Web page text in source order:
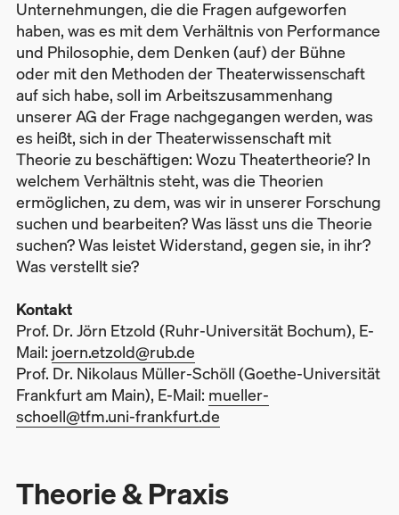
Unternehmungen, die die Fragen aufgeworfen
haben, was es mit dem Verhältnis von Performance
und Philosophie, dem Denken (auf) der Bühne
oder mit den Methoden der Theaterwissenschaft
auf sich habe, soll im Arbeitszusammenhang
unserer AG der Frage nachgegangen werden, was
es heißt, sich in der Theaterwissenschaft mit
Theorie zu beschäftigen: Wozu Theatertheorie? In
welchem Verhältnis steht, was die Theorien
ermöglichen, zu dem, was wir in unserer Forschung
suchen und bearbeiten? Was lässt uns die Theorie
suchen? Was leistet Widerstand, gegen sie, in ihr?
Was verstellt sie?
Kontakt
Prof. Dr. Jörn Etzold (Ruhr-Universität Bochum), E-
Mail: joern.etzold@rub.de
Prof. Dr. Nikolaus Müller-Schöll (Goethe-Universität
Frankfurt am Main), E-Mail: mueller-
schoell@tfm.uni-frankfurt.de
Theorie & Praxis